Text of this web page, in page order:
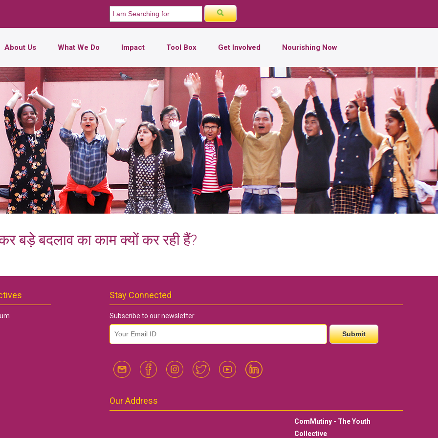
About Us What We Do Impact Tool Box Get Involved Nourishing Now
बड़े बदलाव का काम क्यों कर रही हैं?
Stay Connected
Subscribe to our newsletter
Our Address
ComMutiny - The Youth
Collective